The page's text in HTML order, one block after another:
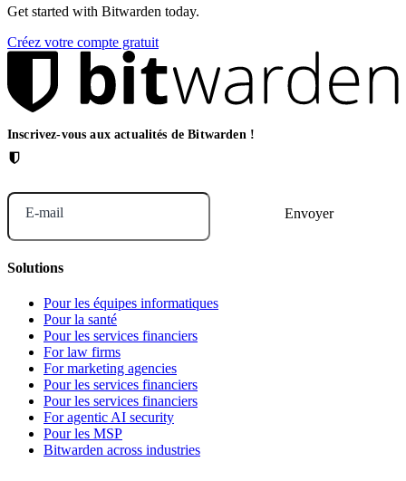
Get started with Bitwarden today.
Créez votre compte gratuit
Inscrivez-vous aux actualités de Bitwarden !
E-mail
Solutions
Pour les équipes informatiques
Pour la santé
Pour les services financiers
For law firms
For marketing agencies
Pour les services financiers
Pour les services financiers
For agentic AI security
Pour les MSP
Bitwarden across industries